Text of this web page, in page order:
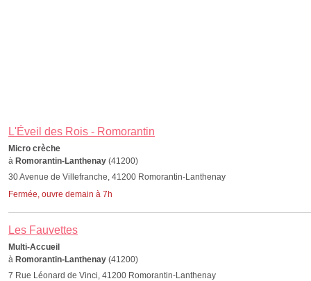
L'Éveil des Rois - Romorantin
Micro crèche
à Romorantin-Lanthenay (41200)
30 Avenue de Villefranche, 41200 Romorantin-Lanthenay
Fermée, ouvre demain à 7h
Les Fauvettes
Multi-Accueil
à Romorantin-Lanthenay (41200)
7 Rue Léonard de Vinci, 41200 Romorantin-Lanthenay